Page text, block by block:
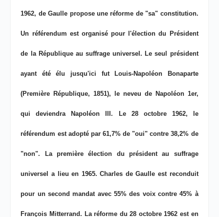
1962, de Gaulle propose une réforme de "sa" constitution.
Un référendum est organisé pour l'élection du Président
de la République au suffrage universel. Le seul président
ayant été élu jusqu'ici fut Louis-Napoléon Bonaparte
(Première République, 1851), le neveu de Napoléon 1er,
qui deviendra Napoléon III. Le 28 octobre 1962, le
référendum est adopté par 61,7% de "oui" contre 38,2% de
"non". La première élection du président au suffrage
universel a lieu en 1965. Charles de Gaulle est reconduit
pour un second mandat avec 55% des voix contre 45% à
François Mitterrand. La réforme du 28 octobre 1962 est en